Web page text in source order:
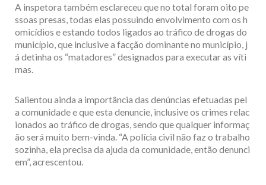
A inspetora também esclareceu que no total foram oito pe
ssoas presas, todas elas possuindo envolvimento com os h
omicídios e estando todos ligados ao tráfico de drogas do
município, que inclusive a facção dominante no município, j
á detinha os “matadores” designados para executar as víti
mas.
Salientou ainda a importância das denúncias efetuadas pel
a comunidade e que esta denuncie, inclusive os crimes relac
ionados ao tráfico de drogas, sendo que qualquer informaç
ão será muito bem-vinda. “A polícia civil não faz o trabalho
sozinha, ela precisa da ajuda da comunidade, então denunci
em”, acrescentou.